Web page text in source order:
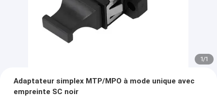
1/1
Adaptateur simplex MTP/MPO à mode unique avec
empreinte SC noir